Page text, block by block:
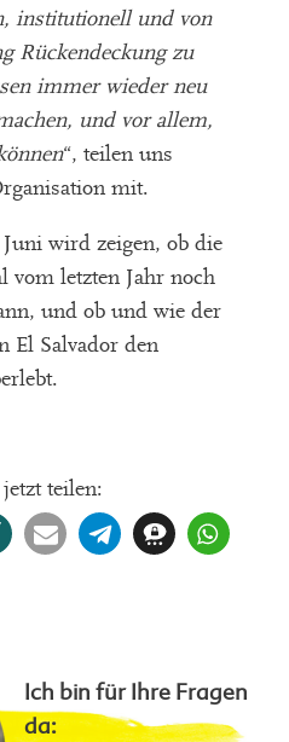
institutionell und von
Rückendeckung zu
immer wieder neu
und vor allem,
“, teilen uns
mit.
wird zeigen, ob die
vom letzten Jahr noch
und ob und wie der
El Salvador den
teilen:
Ich bin für Ihre Fragen
da: